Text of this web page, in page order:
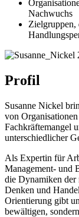
Nachwuchs
Zielgruppen,
Profil
Susanne Nickel
von
Fachkräftemangel
unterschiedlicher
Als Expertin für
Management- und
die Dynamiken der
Denken und
Orientierung gibt
bewältigen,